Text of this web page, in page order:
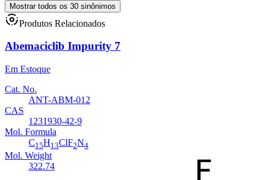
Mostrar todos os 30 sinônimos
Produtos Relacionados
Abemaciclib Impurity 7
Em Estoque
Cat. No.
ANT-ABM-012
CAS
1231930-42-9
Mol. Formula
C15H13ClF2N4
Mol. Weight
322.74